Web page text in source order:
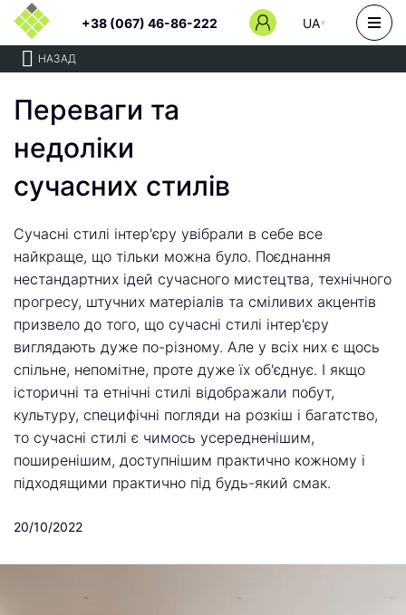
+38 (067) 46-86-222 UA
НАЗАД
Переваги та
недоліки
сучасних стилів
Сучасні стилі інтер'єру увібрали в себе все
найкраще, що тільки можна було. Поєднання
нестандартних ідей сучасного мистецтва, технічного
прогресу, штучних матеріалів та сміливих акцентів
призвело до того, що сучасні стилі інтер'єру
виглядають дуже по-різному. Але у всіх них є щось
спільне, непомітне, проте дуже їх об'єднує. І якщо
історичні та етнічні стилі відображали побут,
культуру, специфічні погляди на розкіш і багатство,
то сучасні стилі є чимось усередненішим,
поширенішим, доступнішим практично кожному і
підходящими практично під будь-який смак.
20/10/2022